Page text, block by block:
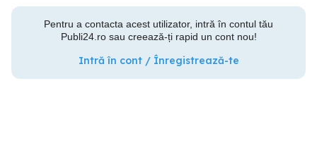
Pentru a contacta acest utilizator, intră în contul tău
Publi24.ro sau creează-ți rapid un cont nou!
Intră în cont / Înregistrează-te